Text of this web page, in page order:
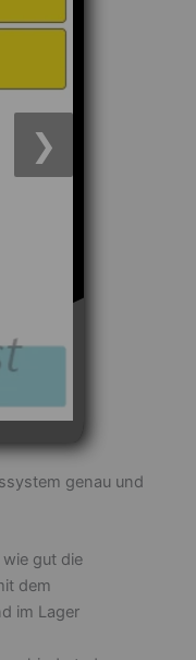
❯
genau und
gut die
dem
im Lager